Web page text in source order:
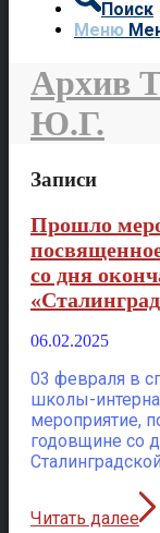
Поиск
Меню
Архив
Ю.Г.
Записи
Прошло
со дня
06.02.2025
03 февраля в
школы-
мероприятие,
годовщине со
Читать далее